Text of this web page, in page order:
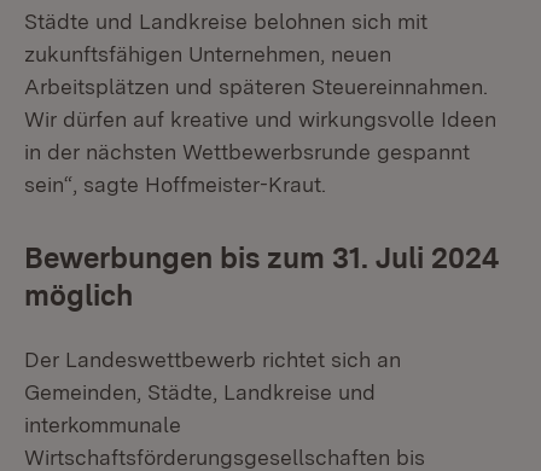
Städte und Landkreise belohnen sich mit
zukunftsfähigen Unternehmen, neuen
Arbeitsplätzen und späteren Steuereinnahmen.
Wir dürfen auf kreative und wirkungsvolle Ideen
in der nächsten Wettbewerbsrunde gespannt
sein“, sagte Hoffmeister-Kraut.
Bewerbungen bis zum 31. Juli 2024
möglich
Der Landeswettbewerb richtet sich an
Gemeinden, Städte, Landkreise und
interkommunale
Wirtschaftsförderungsgesellschaften bis